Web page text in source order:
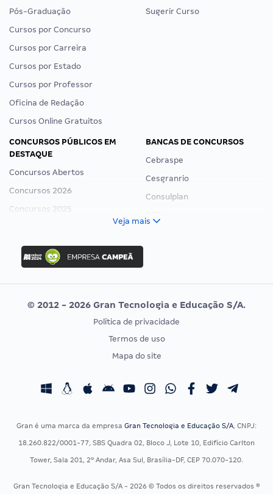
Pós-Graduação
Cursos por Concurso
Cursos por Carreira
Cursos por Estado
Cursos por Professor
Oficina de Redação
Cursos Online Gratuitos
Sugerir Curso
CONCURSOS PÚBLICOS EM
DESTAQUE
Concursos Abertos
Concursos 2026
Concursos 2025
Concurso Ibama
Concurso MPU
Editais publicados
BANCAS DE CONCURSOS
Cebraspe
Cesgranrio
Consulplan
Vunesp
CONCURSOS POR PROFISSÃO
Concursos Fiscais
Concursos Saúde
Residência Multiprofissional
EXAME DE ORDEM
Calendário OAB
Veja mais
© 2012 - 2026 Gran Tecnologia e Educação S/A.
Política de privacidade
Termos de uso
Mapa do site
Gran é uma marca da empresa Gran Tecnologia e Educação S/A, CNPJ:
18.260.822/0001-77, SBS Quadra 02, Bloco J, Lote 10, Edifício Carlton
Tower, Sala 201, 2º Andar, Asa Sul, Brasília-DF, CEP 70.070-120.
Gran Tecnologia e Educação S/A - 2026 © Todos os direitos reservados ®